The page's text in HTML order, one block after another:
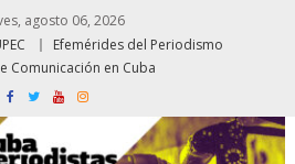
agosto 06, 2026
Efemérides del Periodismo
Comunicación en Cuba